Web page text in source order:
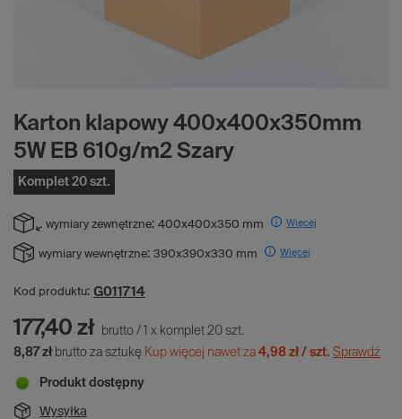
Karton klapowy 400x400x350mm
5W EB 610g/m2 Szary
Komplet 20 szt.
wymiary zewnętrzne: 400x400x350 mm Więcej
wymiary wewnętrzne: 390x390x330 mm Więcej
Kod produktu: G011714
177,40 zł brutto / 1 x komplet 20 szt.
8,87 zł brutto za sztukę Kup więcej nawet za 4,98 zł / szt. Sprawdź
Produkt dostępny
Wysyłka